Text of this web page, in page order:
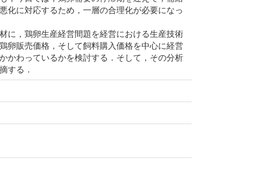
化に対応するため，一層の合理化が必要になっ
に，鶏卵生産経営間題を経営における生産技術
卵販売価格，そして飼料購入価格を中心に経営
かわっているかを検討する．そして，その分析
する．